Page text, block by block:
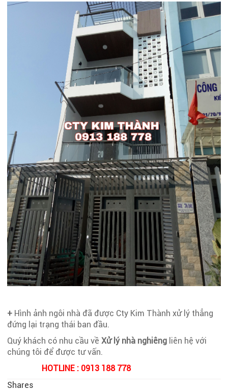
+ Hình ảnh ngôi nhà đã được Cty Kim Thành xử lý thẳng
đứng lại trạng thái ban đầu.
Quý khách có nhu cầu vềXử lý nhà nghiêng liên hệ với
chúng tôi để được tư vấn.
HOTLINE : 0913 188 778
Shares